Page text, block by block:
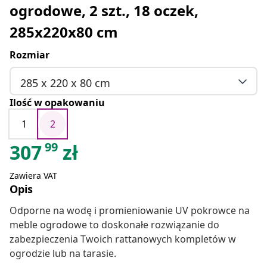
ogrodowe, 2 szt., 18 oczek,
285x220x80 cm
Rozmiar
285 x 220 x 80 cm
Ilość w opakowaniu
1
2
30799 zł
Zawiera VAT
Opis
Odporne na wodę i promieniowanie UV pokrowce na
meble ogrodowe to doskonałe rozwiązanie do
zabezpieczenia Twoich rattanowych kompletów w
ogrodzie lub na tarasie.